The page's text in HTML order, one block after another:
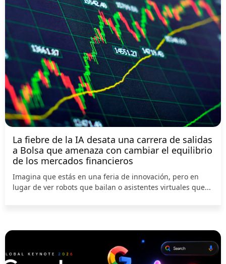
La fiebre de la IA desata una carrera de salidas
a Bolsa que amenaza con cambiar el equilibrio
de los mercados financieros
Imagina que estás en una feria de innovación, pero en
lugar de ver robots que bailan o asistentes virtuales que...